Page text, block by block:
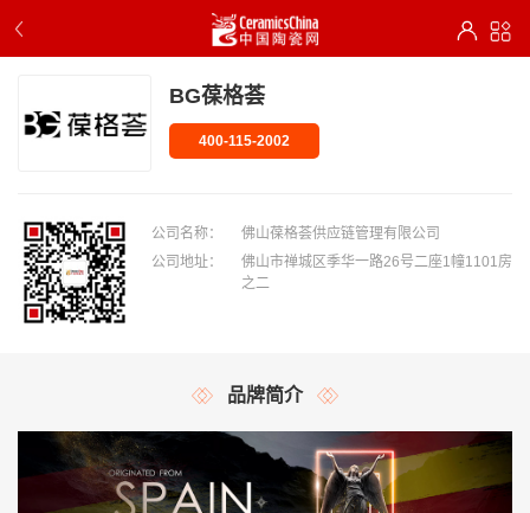
BG葆格荟
400-115-2002
公司名称：
佛山葆格荟供应链管理有限公司
公司地址：
佛山市禅城区季华一路26号二座1幢1101房
之二
品牌简介